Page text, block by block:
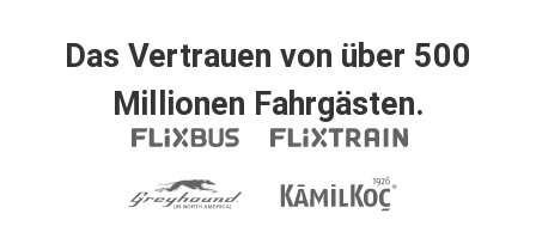
Das Vertrauen von über 500
Millionen Fahrgästen.